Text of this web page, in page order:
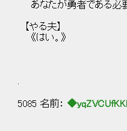
あなたが勇者である必要
【やる夫】
《はい。》
5085 名前：